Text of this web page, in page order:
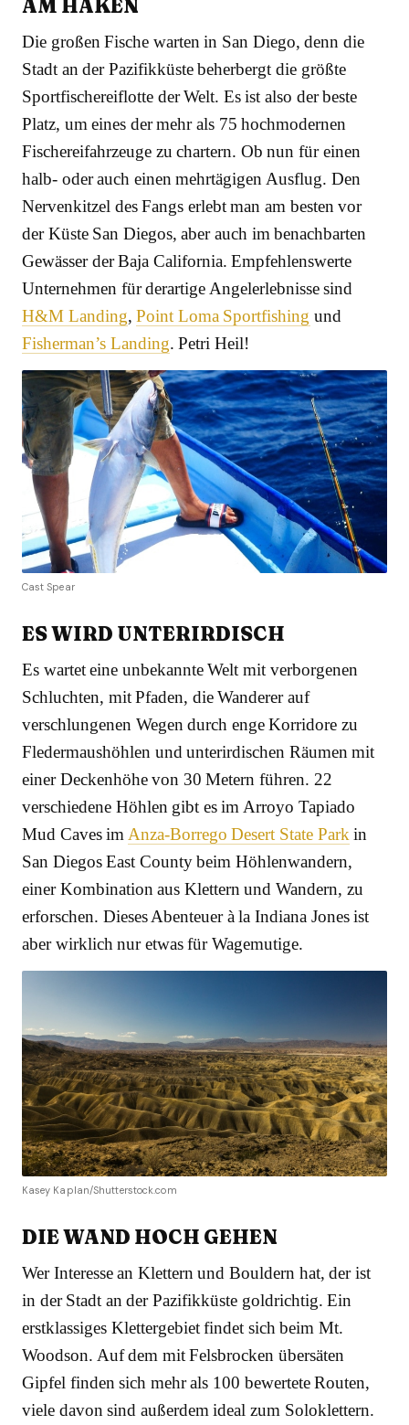
AM HAKEN
Die großen Fische warten in San Diego, denn die
Stadt an der Pazifikküste beherbergt die größte
Sportfischereiflotte der Welt. Es ist also der beste
Platz, um eines der mehr als 75 hochmodernen
Fischereifahrzeuge zu chartern. Ob nun für einen
halb- oder auch einen mehrtägigen Ausflug. Den
Nervenkitzel des Fangs erlebt man am besten vor
der Küste San Diegos, aber auch im benachbarten
Gewässer der Baja California. Empfehlenswerte
Unternehmen für derartige Angelerlebnisse sind
H&M Landing,Point Loma Sportfishing und
Fisherman’s Landing. Petri Heil!
Cast Spear
ES WIRD UNTERIRDISCH
Es wartet eine unbekannte Welt mit verborgenen
Schluchten, mit Pfaden, die Wanderer auf
verschlungenen Wegen durch enge Korridore zu
Fledermaushöhlen und unterirdischen Räumen mit
einer Deckenhöhe von 30 Metern führen. 22
verschiedene Höhlen gibt es im Arroyo Tapiado
Mud Caves im Anza-Borrego Desert State Park in
San Diegos East County beim Höhlenwandern,
einer Kombination aus Klettern und Wandern, zu
erforschen. Dieses Abenteuer à la Indiana Jones ist
aber wirklich nur etwas für Wagemutige.
Kasey Kaplan/Shutterstock.com
DIE WAND HOCH GEHEN
Wer Interesse an Klettern und Bouldern hat, der ist
in der Stadt an der Pazifikküste goldrichtig. Ein
erstklassiges Klettergebiet findet sich beim Mt.
Woodson. Auf dem mit Felsbrocken übersäten
Gipfel finden sich mehr als 100 bewertete Routen,
viele davon sind außerdem ideal zum Soloklettern.